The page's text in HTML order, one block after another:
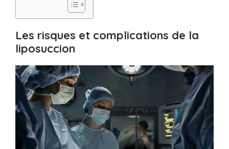
Les risques et complications de la
liposuccion